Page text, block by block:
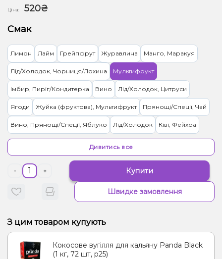
Ціна:
520₴
Смак
Лимон Лайм Грейпфрут Журавлина Манго, Маракуя
Лід/Холодок, Чорниця/Лохина Мультифрукт
Імбир, Пиріг/Кондитерка Вино Лід/Холодок, Цитруси
Ягоди Жуйка (фруктова), Мультифрукт Прянощі/Спеції, Чай
Вино, Прянощі/Спеції, Яблуко Лід/Холодок Ківі, Фейхоа
Цукерки, Мультифрукт Цитруси, Енергетик Банан, Ягоди
Персик, Чай Ананас М'ята
Ялинка, Лимонад Вершки/Крем, Ягоди Желейки
Полуниця, Манго Полуниця, Мохіто Кола, Троянда
Мультифрукт, Троянда
Дивитись все
- + Купити
Швидке замовлення
З цим товаром купують
Кокосове вугілля для кальяну Panda Black
(1 кг, 72 шт, р25)